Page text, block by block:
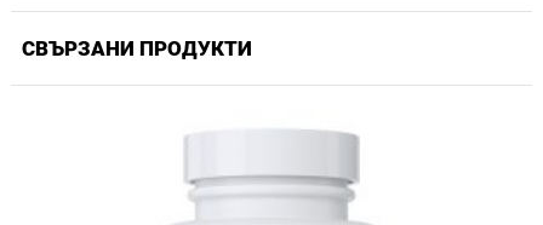
СВЪРЗАНИ ПРОДУКТИ